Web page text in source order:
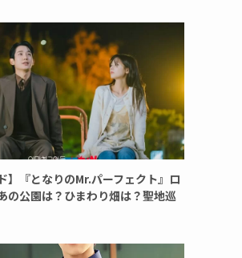
】『となりのMr.パーフェクト』ロ
の公園は？ひまわり畑は？聖地巡